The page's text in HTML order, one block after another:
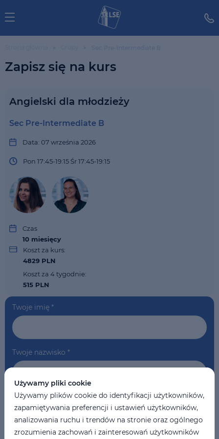
Zapisz się na kurs
Twoje imię *
Twoje nazwisko *
Telefon*
Angielski dla młodzieży
Sec Pre-Intermediate B
Data: 07 września 2026
Pon 17:45-19:15 Śr 17:45-19:15
Czas
10 miesięcy
Koszt za kurs:
4829 PLN
Koszt za 4 tygodnie:
515 PLN
Używamy pliki cookie
Używamy plików cookie do identyfikacji użytkowników,
zapamiętywania preferencji i ustawień użytkowników,
analizowania ruchu i trendów na stronie oraz ogólnego
zrozumienia zachowań i zainteresowań użytkowników